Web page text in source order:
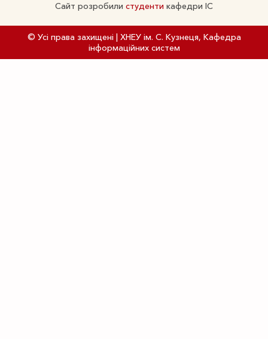
Сайт розробили студенти кафедри ІС
© Усі права захищені | ХНЕУ ім. С. Кузнеця, Кафедра
інформаційних систем